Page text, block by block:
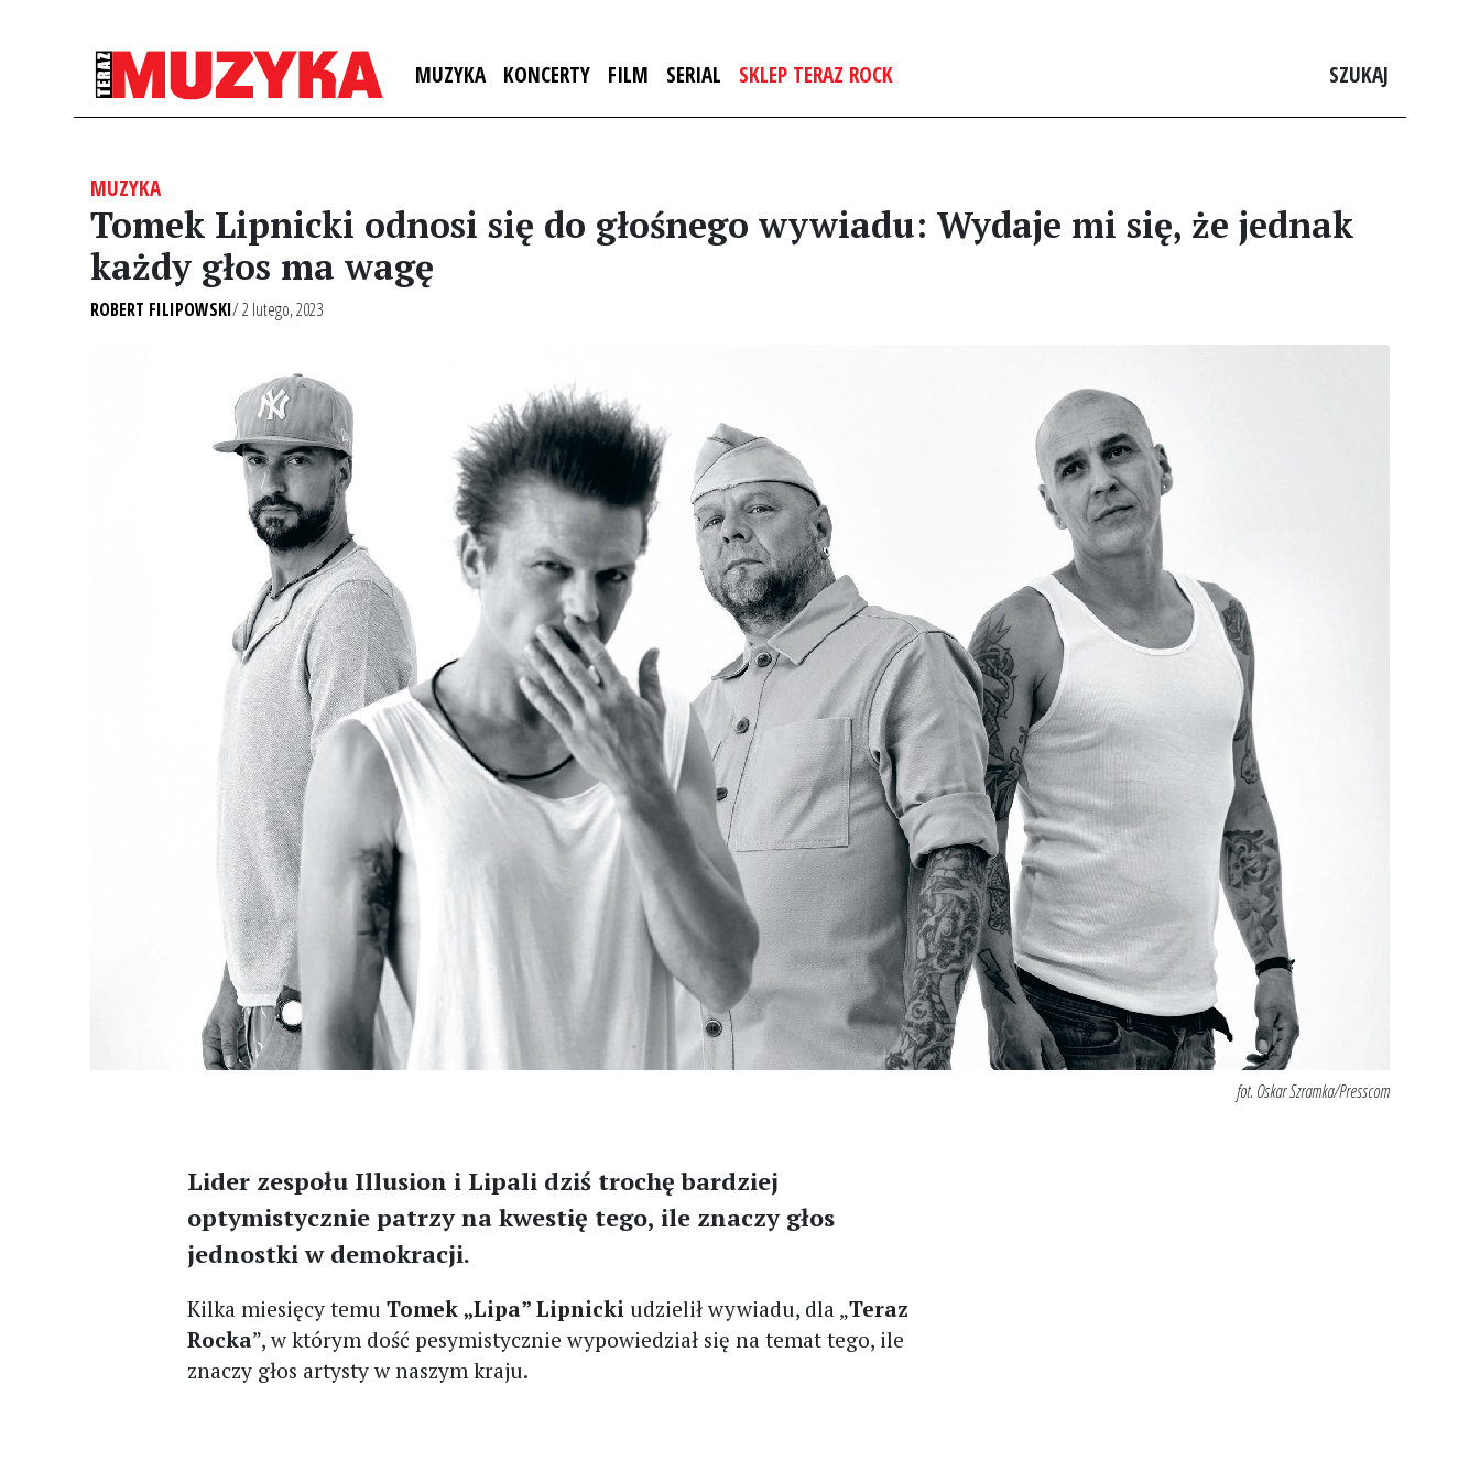
MUZYKA KONCERTY FILM SERIAL SKLEP TERAZ ROCK SZUKAJ
MUZYKA
Tomek Lipnicki odnosi się do głośnego wywiadu: Wydaje mi się, że jednak
każdy głos ma wagę
ROBERT FILIPOWSKI/ 2 lutego, 2023
fot. Oskar Szramka/Presscom
Lider zespołu Illusion i Lipali dziś trochę bardziej
optymistycznie patrzy na kwestię tego, ile znaczy głos
jednostki w demokracji.
Kilka miesięcy temuTomek „Lipa” Lipnicki udzielił wywiadu, dla „Teraz
Rocka”, w którym dość pesymistycznie wypowiedział się na temat tego, ile
znaczy głos artysty w naszym kraju.